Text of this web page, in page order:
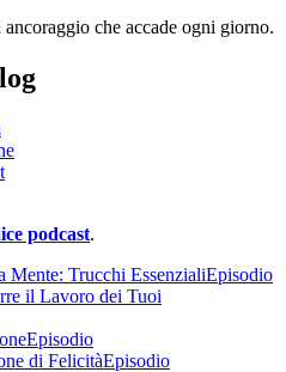
che accade ogni giorno.
podcast.
Mente: Trucchi EssenzialiEpisodio
il Lavoro dei Tuoi
di FelicitàEpisodio